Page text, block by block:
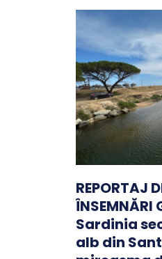
REPORTAJ
ÎNSEMNĂRI
Sardinia
alb din